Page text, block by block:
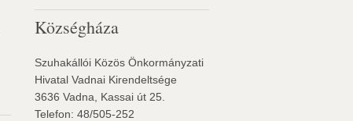
Községháza
Szuhakállói Közös Önkormányzati
Hivatal Vadnai Kirendeltsége
3636 Vadna, Kassai út 25.
Telefon: 48/505-252